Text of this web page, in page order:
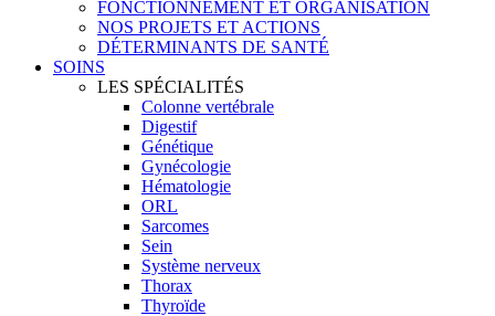
FONCTIONNEMENT ET ORGANISATION
NOS PROJETS ET ACTIONS
DÉTERMINANTS DE SANTÉ
SOINS
LES SPÉCIALITÉS
Colonne vertébrale
Digestif
Génétique
Gynécologie
Hématologie
ORL
Sarcomes
Sein
Système nerveux
Thorax
Thyroïde